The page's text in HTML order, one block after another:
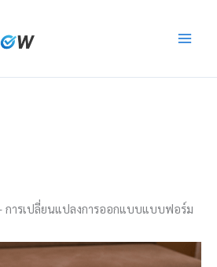
การเปลี่ยนแปลงการออกแบบแบบฟอร์ม